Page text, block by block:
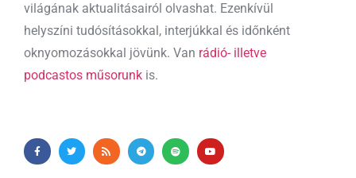
világának aktualitásairól olvashat. Ezenkívül
helyszíni tudósításokkal, interjúkkal és időnként
oknyomozásokkal jövünk. Van rádió- illetve
podcastos műsorunk is.